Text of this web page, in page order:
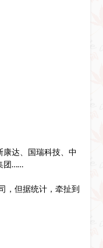
达、国瑞科技、中
团……
，但据统计，牵扯到